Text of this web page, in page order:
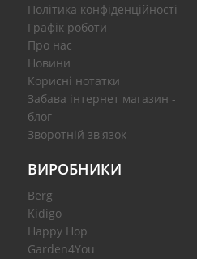
Політика конфіденційності
Графік роботи
Про нас
Новини
Корисні нотатки
Забава інтернет магазин -
блог
Зворотній зв'язок
ВИРОБНИКИ
Berg
Kidigo
Happy Hop
Garden4You